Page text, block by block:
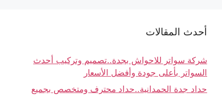
أحدث المقالات
شركة سواتر للاحواش بجدة..تصميم وتركيب أحدث
السواتر بأعلى جودة وأفضل الأسعار
حداد جدة الحمدانية..حداد محترف ومتخصص بجميع